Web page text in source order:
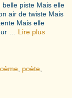
piste Mais elle
air de twiste Mais
Mais elle
… Lire plus
poète